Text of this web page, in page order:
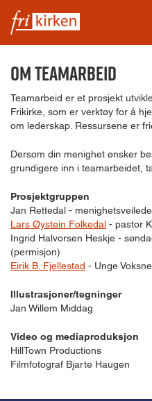
Forside/Ressurser
Om Teamarbeid
Teamarbeid er et prosjekt
Frikirke, som er verktøy for å
om lederskap. Ressursene er
Dersom din menighet ønsker
grundigere inn i teamarbeidet,
Prosjektgruppen
Jan Rettedal -
Lars Øystein Folkedal - pastor
Ingrid Halvorsen Heskje -
(permisjon)
Eirik B. Fjellestad - Unge
Illustrasjoner/tegninger
Jan Willem Middag
Video og mediaproduksjon
HillTown Productions
Filmfotograf Bjarte Haugen